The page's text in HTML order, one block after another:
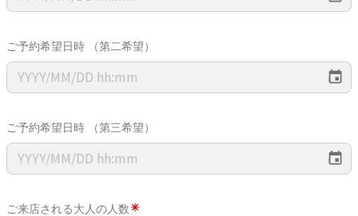
ご予約希望日時 （第二希望）
ご予約希望日時 （第三希望）
ご来店される大人の人数